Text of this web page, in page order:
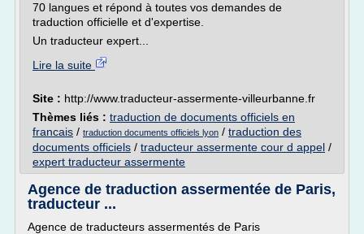
70 langues et répond à toutes vos demandes de
traduction officielle et d'expertise.
Un traducteur expert...
Lire la suite
Site : http://www.traducteur-assermente-villeurbanne.fr
Thèmes liés : traduction de documents officiels en
francais / traduction documents officiels lyon / traduction des
documents officiels / traducteur assermente cour d appel /
expert traducteur assermente
Agence de traduction assermentée de Paris,
traducteur ...
Agence de traducteurs assermentés de Paris